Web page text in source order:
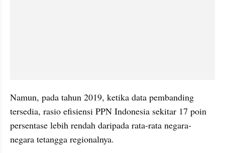
Namun, pada tahun 2019, ketika data pembanding
tersedia, rasio efisiensi PPN Indonesia sekitar 17 poin
persentase lebih rendah daripada rata-rata negara-
negara tetangga regionalnya.